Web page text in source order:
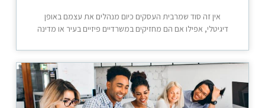
אין זה סוד שמרבית העסקים כיום מנהלים את עצמם באופן
דיגיטלי, אפילו אם הם מחזיקים במשרדיים פיזיים בעיר או מדינה